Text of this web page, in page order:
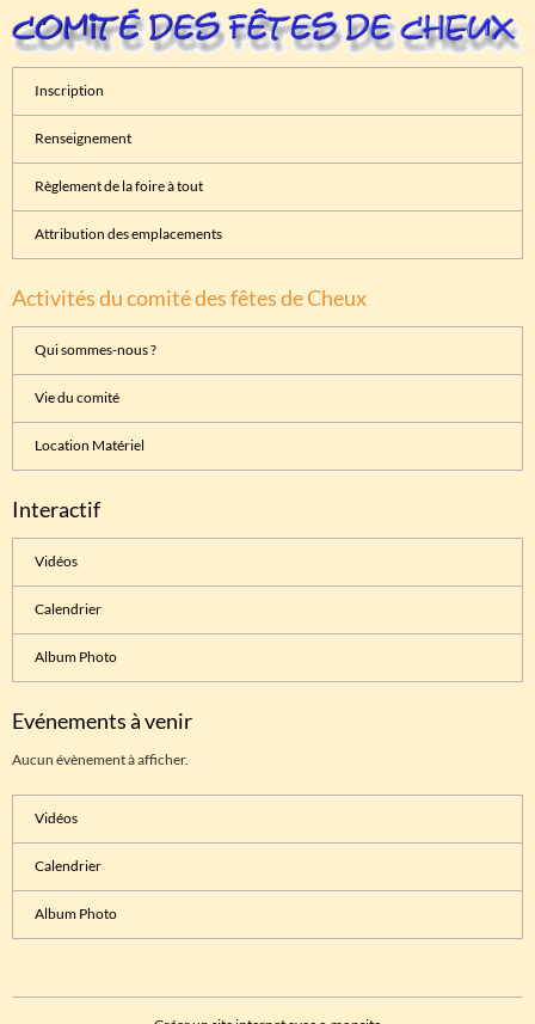
Inscription
Renseignement
Règlement de la foire à tout
Attribution des emplacements
Activités du comité des fêtes de Cheux
Qui sommes-nous ?
Vie du comité
Location Matériel
Interactif
Vidéos
Calendrier
Album Photo
Evénements à venir
Aucun évènement à afficher.
Vidéos
Calendrier
Album Photo